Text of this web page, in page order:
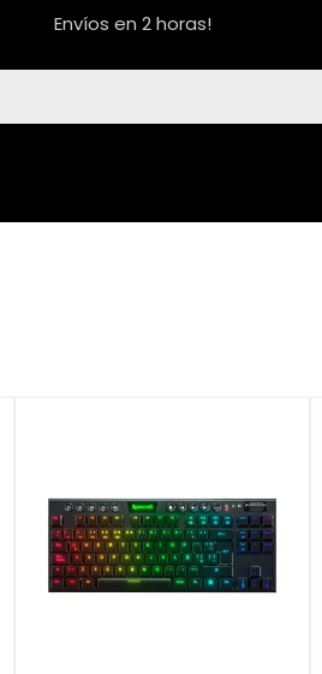
Envíos en 2 horas!